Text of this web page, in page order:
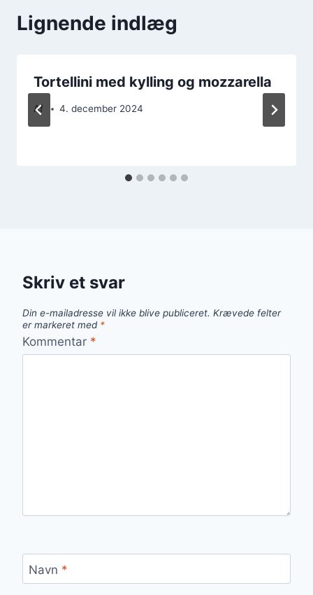
Lignende indlæg
Tortellini med kylling og mozzarella
Af 4. december 2024
Skriv et svar
Din e-mailadresse vil ikke blive publiceret. Krævede felter
er markeret med *
Kommentar *
Navn *